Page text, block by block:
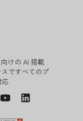
けの AI 搭載
ですべてのプ
応